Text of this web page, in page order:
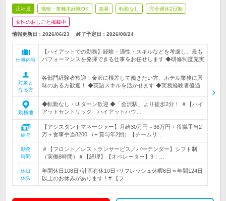
正社員 職種・業種未経験OK 急募 転勤なし 完全週休2日制
女性のおしごと掲載中
情報更新日：2026/06/23 終了予定日： 2026/08/24
仕事内容
【ハイアットでの勤務】経験・適性・スキルなどを考慮し、最も
パフォーマンスを発揮できる仕事をお任せします ◆研修制度充実
対象と
なる方
各部門経験者歓迎！金沢に根差して働きたい方、ホテル業務に興
味のある方歓迎！ ◆英語スキルを活かせます ◆実務経験者優遇
勤務地
◆転勤なし・UIターン歓迎 ◆「金沢駅」より徒歩2分！ ＃【ハイ
アットセントリック ハイアットハウ…
給与
【アシスタントマネージャー】月給30万円～36万円 + 役職手当2
万＋食事手当8200 （+ 賞与年2回）【チームリ…
勤務
時間
＃【フロント／レストランサービス／バーテンダー】シフト制
（実働8時間）＃【経理】【オペレーター】9：…
休日
休暇
年間休日108日+計画有休10日+リフレッシュ休暇6日＝年間124日
以上のお休みがあります！# 【フ…